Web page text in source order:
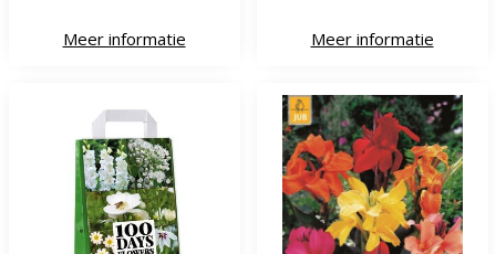
Meer informatie Meer informatie